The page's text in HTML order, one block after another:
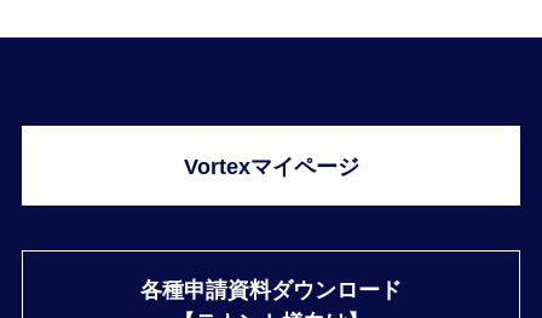
Vortexマイページ
各種申請資料ダウンロード